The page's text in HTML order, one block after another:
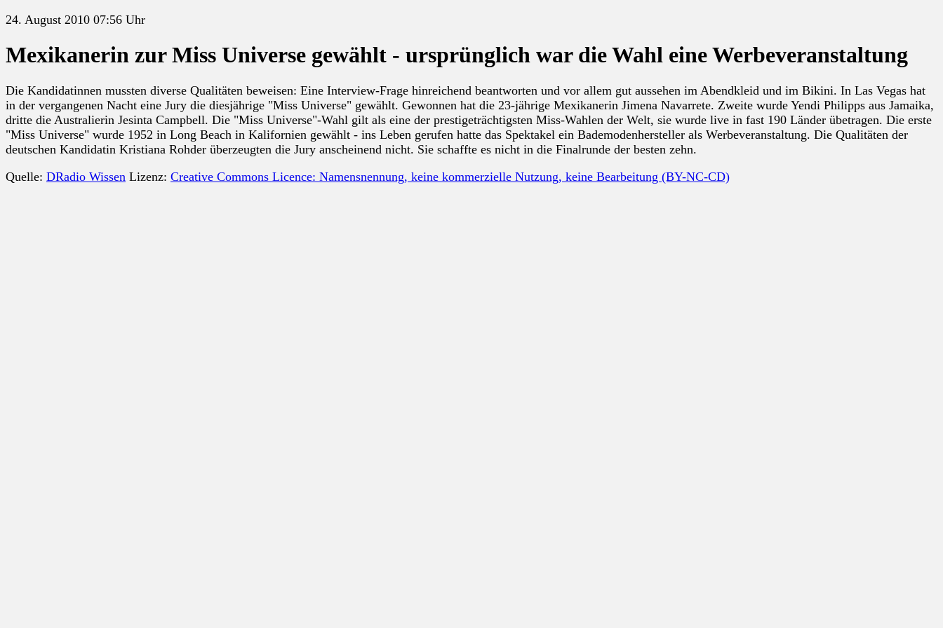
24. August 2010 07:56 Uhr
Mexikanerin zur Miss Universe gewählt - ursprünglich war die Wahl eine Werbeveranstaltung
Die Kandidatinnen mussten diverse Qualitäten beweisen: Eine Interview-Frage hinreichend beantworten und vor allem gut aussehen im Abendkleid und im Bikini. In Las Vegas hat
in der vergangenen Nacht eine Jury die diesjährige "Miss Universe" gewählt. Gewonnen hat die 23-jährige Mexikanerin Jimena Navarrete. Zweite wurde Yendi Philipps aus Jamaika,
dritte die Australierin Jesinta Campbell. Die "Miss Universe"-Wahl gilt als eine der prestigeträchtigsten Miss-Wahlen der Welt, sie wurde live in fast 190 Länder übetragen. Die erste
"Miss Universe" wurde 1952 in Long Beach in Kalifornien gewählt - ins Leben gerufen hatte das Spektakel ein Bademodenhersteller als Werbeveranstaltung. Die Qualitäten der
deutschen Kandidatin Kristiana Rohder überzeugten die Jury anscheinend nicht. Sie schaffte es nicht in die Finalrunde der besten zehn.
Quelle: DRadio Wissen Lizenz: Creative Commons Licence: Namensnennung, keine kommerzielle Nutzung, keine Bearbeitung (BY-NC-CD)